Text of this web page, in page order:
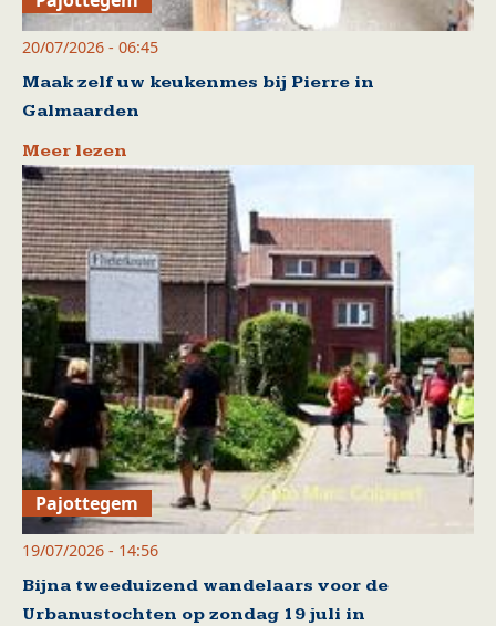
20/07/2026 - 06:45
Maak zelf uw keukenmes bij Pierre in
Galmaarden
Meer lezen
Pajottegem
19/07/2026 - 14:56
Bijna tweeduizend wandelaars voor de
Urbanustochten op zondag 19 juli in